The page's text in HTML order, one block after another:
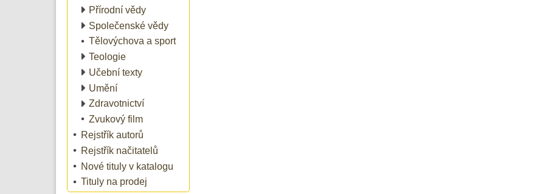
Přírodní vědy
Společenské vědy
Tělovýchova a sport
Teologie
Učební texty
Umění
Zdravotnictví
Zvukový film
Rejstřík autorů
Rejstřík načitatelů
Nové tituly v katalogu
Tituly na prodej